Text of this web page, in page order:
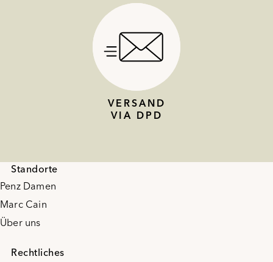
VERSAND
VIA DPD
Standorte
Penz Damen
Marc Cain
Über uns
Rechtliches